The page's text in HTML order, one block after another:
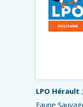
LPO Hérault
Faune